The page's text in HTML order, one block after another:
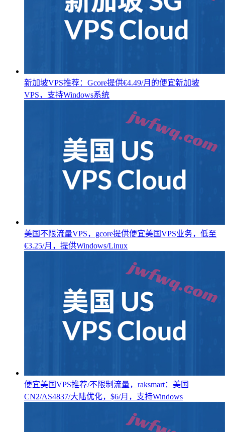
新加坡VPS推荐：Gcore提供€4.49/月的便宜新加坡
VPS，支持Windows系统
美国不限流量VPS，gcore提供便宜美国VPS业务，低至
€3.25/月，提供Windows/Linux
便宜美国VPS推荐/不限制流量，raksmart：美国
CN2/AS4837/大陆优化，$6/月，支持Windows